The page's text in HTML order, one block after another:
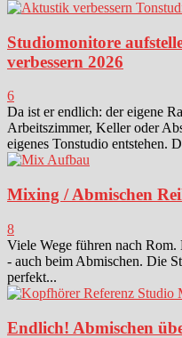
Studiomonitore
verbessern 2026
6
Da ist er endlich: der eigene
Arbeitszimmer, Keller oder
eigenes Tonstudio entstehen.
Mixing / Abmischen
8
Viele Wege führen nach
- auch beim Abmischen. Die
perfekt...
Endlich! Abmischen